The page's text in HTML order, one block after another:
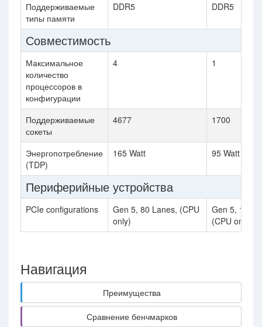
Поддерживаемые
типы памяти
DDR5 DDR5
Совместимость
Максимальное
количество
процессоров в
конфигурации
4 1
Поддерживаемые
сокеты
4677 1700
Энергопотребление
(TDP)
165 Watt 95 Watt
Периферийные устройства
PCIe configurations
Gen 5, 80 Lanes, (CPU
only)
Gen 5, 16
(CPU only)
Навигация
Преимущества
Сравнение бенчмарков